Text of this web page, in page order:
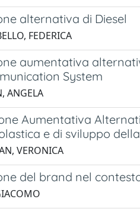
alternativa di Diesel
FEDERICA
aumentativa
System
ANGELA
Aumentativa
e di sviluppo
VERONICA
del brand nel